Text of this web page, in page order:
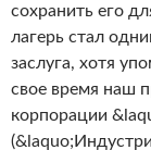
сохранить его
лагерь стал
заслуга, хотя
свое время наш
корпорации